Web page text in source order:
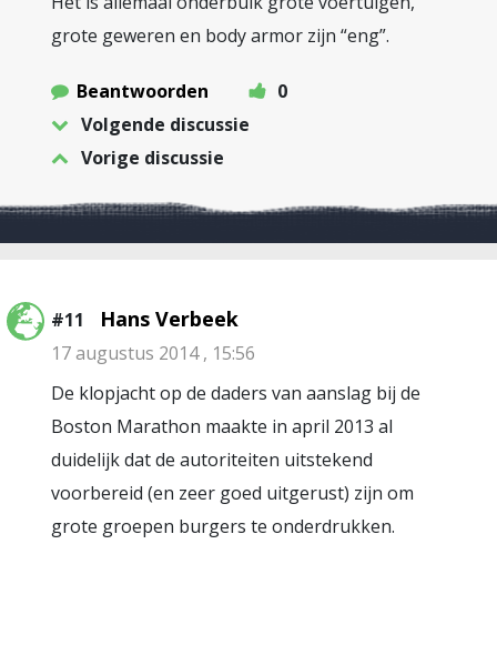
grote geweren en body armor zijn “eng”.
Beantwoorden
0
Volgende discussie
Vorige discussie
#11 Hans Verbeek
17 augustus 2014 , 15:56
De klopjacht op de daders van aanslag bij de
Boston Marathon maakte in april 2013 al
duidelijk dat de autoriteiten uitstekend
voorbereid (en zeer goed uitgerust) zijn om
grote groepen burgers te onderdrukken.